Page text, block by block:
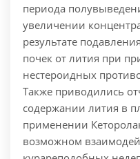
периода
увеличении
результате
почек от лития при
нестероидных
Также приводились
содержании лития в
применении
возможном